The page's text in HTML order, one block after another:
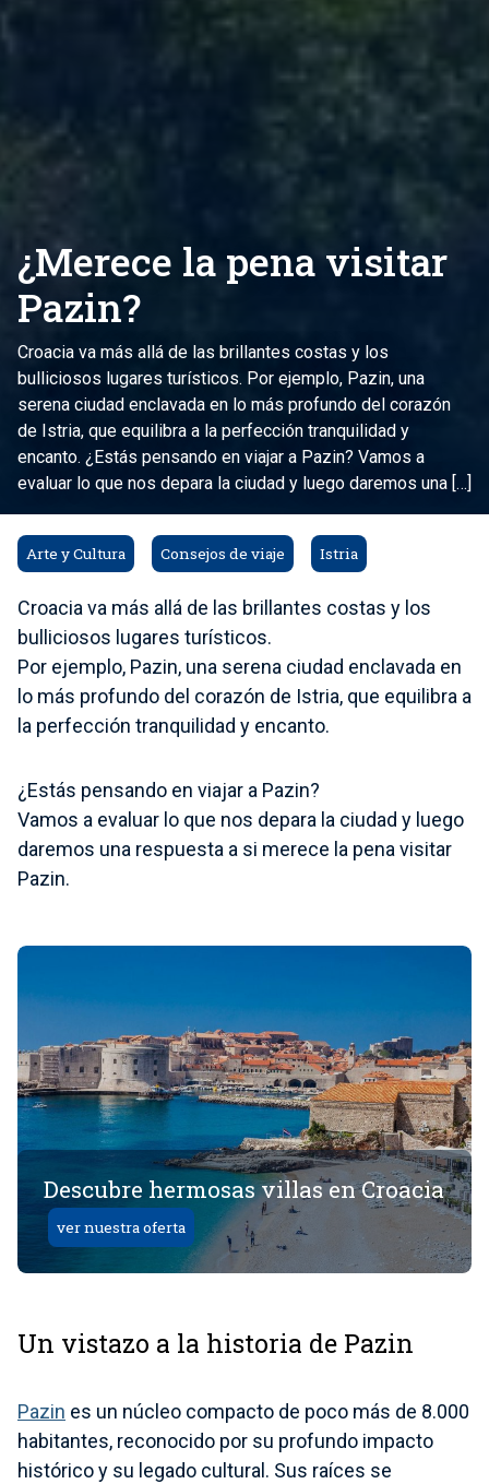
¿Merece la pena visitar
Pazin?
Croacia va más allá de las brillantes costas y los
bulliciosos lugares turísticos. Por ejemplo, Pazin, una
serena ciudad enclavada en lo más profundo del corazón
de Istria, que equilibra a la perfección tranquilidad y
encanto. ¿Estás pensando en viajar a Pazin? Vamos a
evaluar lo que nos depara la ciudad y luego daremos una […]
Arte y Cultura Consejos de viaje Istria
Croacia va más allá de las brillantes costas y los
bulliciosos lugares turísticos.
Por ejemplo, Pazin, una serena ciudad enclavada en
lo más profundo del corazón de Istria, que equilibra a
la perfección tranquilidad y encanto.
¿Estás pensando en viajar a Pazin?
Vamos a evaluar lo que nos depara la ciudad y luego
daremos una respuesta a si merece la pena visitar
Pazin.
Descubre hermosas villas en Croacia
ver nuestra oferta
Un vistazo a la historia de Pazin
Pazin es un núcleo compacto de poco más de 8.000
habitantes, reconocido por su profundo impacto
histórico y su legado cultural. Sus raíces se